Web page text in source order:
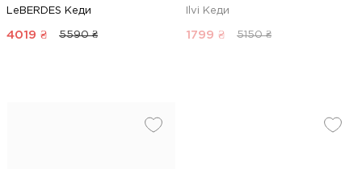
LeBERDES Кеди
4019 ₴ 5590 ₴
Ilvi Кеди
1799 ₴ 5150 ₴